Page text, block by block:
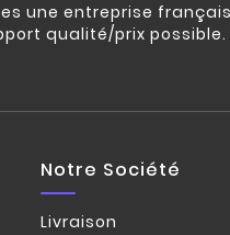
une entreprise
qualité/prix
Notre Société
Livraison